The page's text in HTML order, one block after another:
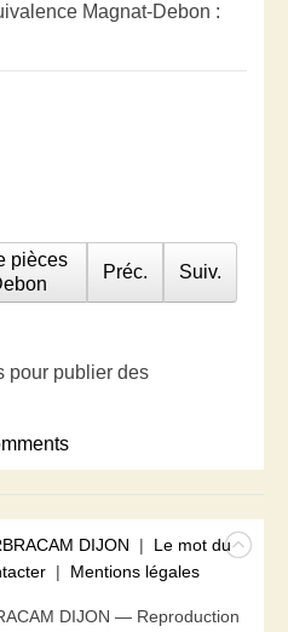
Magnat-Debon :
pièces
Préc. Suiv.
pour publier des
DIJON | Le mot du
| Mentions légales
DIJON — Reproduction